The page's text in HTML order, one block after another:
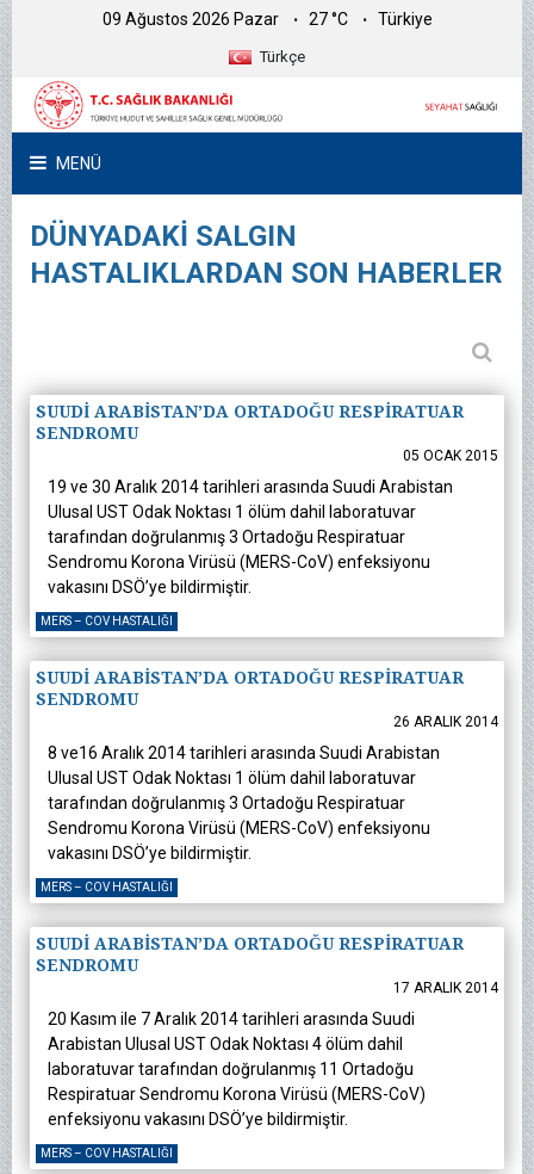
09 Ağustos 2026 Pazar 27 °C Türkiye
Türkçe
MENÜ
DÜNYADAKİ SALGIN
HASTALIKLARDAN SON HABERLER
SUUDİ ARABİSTAN’DA ORTADOĞU RESPİRATUAR
SENDROMU
05 OCAK 2015
19 ve 30 Aralık 2014 tarihleri arasında Suudi Arabistan
Ulusal UST Odak Noktası 1 ölüm dahil laboratuvar
tarafından doğrulanmış 3 Ortadoğu Respiratuar
Sendromu Korona Virüsü (MERS-CoV) enfeksiyonu
vakasını DSÖ’ye bildirmiştir.
MERS – COV HASTALIĞI
SUUDİ ARABİSTAN’DA ORTADOĞU RESPİRATUAR
SENDROMU
26 ARALIK 2014
8 ve16 Aralık 2014 tarihleri arasında Suudi Arabistan
Ulusal UST Odak Noktası 1 ölüm dahil laboratuvar
tarafından doğrulanmış 3 Ortadoğu Respiratuar
Sendromu Korona Virüsü (MERS-CoV) enfeksiyonu
vakasını DSÖ’ye bildirmiştir.
MERS – COV HASTALIĞI
SUUDİ ARABİSTAN’DA ORTADOĞU RESPİRATUAR
SENDROMU
17 ARALIK 2014
20 Kasım ile 7 Aralık 2014 tarihleri arasında Suudi
Arabistan Ulusal UST Odak Noktası 4 ölüm dahil
laboratuvar tarafından doğrulanmış 11 Ortadoğu
Respiratuar Sendromu Korona Virüsü (MERS-CoV)
enfeksiyonu vakasını DSÖ’ye bildirmiştir.
MERS – COV HASTALIĞI